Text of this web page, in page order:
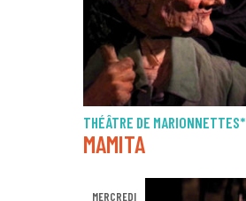
THÉÂTRE DE MARIONNETTES*
MAMITA
MERCREDI